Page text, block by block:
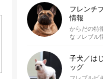
フレンチ
情報
からだの特
なフレブル
子犬／は
ッグ